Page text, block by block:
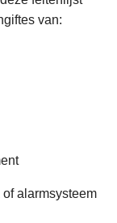
van:
alarmsysteem